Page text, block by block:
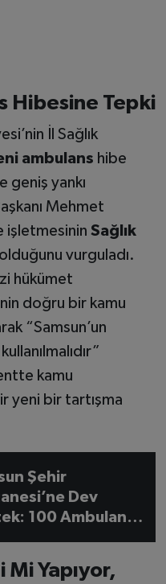
Hibesine Tepki
İl Sağlık
ambulans hibe
geniş yankı
Mehmet
işletmesinin Sağlık
vurguladı.
hükümet
doğru bir kamu
“Samsun’un
kamu
yeni bir tartışma
Şehir
Dev
100 Ambulans
Yapıyor,